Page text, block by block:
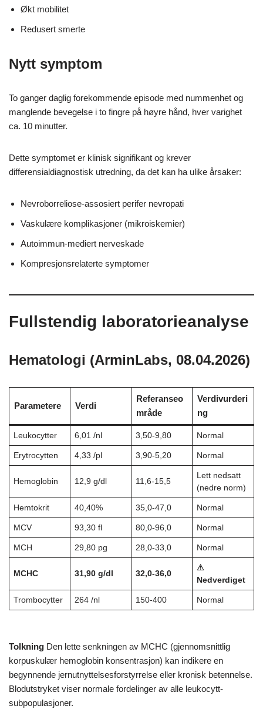
Økt mobilitet
Redusert smerte
Nytt symptom
To ganger daglig forekommende episode med nummenhet og
manglende bevegelse i to fingre på høyre hånd, hver varighet
ca. 10 minutter.
Dette symptomet er klinisk signifikant og krever
differensialdiagnostisk utredning, da det kan ha ulike årsaker:
Nevroborreliose-assosiert perifer nevropati
Vaskulære komplikasjoner (mikroiskemier)
Autoimmun-mediert nerveskade
Kompresjonsrelaterte symptomer
Fullstendig laboratorieanalyse
Hematologi (ArminLabs, 08.04.2026)
Parametere Verdi
Referanseo
mråde
Verdivurderi
ng
Leukocytter 6,01 /nl 3,50-9,80 Normal
Erytrocytten 4,33 /pl 3,90-5,20 Normal
Hemoglobin 12,9 g/dl 11,6-15,5
Lett nedsatt
(nedre norm)
Hemtokrit 40,40% 35,0-47,0 Normal
MCV 93,30 fl 80,0-96,0 Normal
MCH 29,80 pg 28,0-33,0 Normal
MCHC 31,90 g/dl 32,0-36,0
⚠
Nedverdiget
Trombocytter 264 /nl 150-400 Normal
Tolkning Den lette senkningen av MCHC (gjennomsnittlig
korpuskulær hemoglobin konsentrasjon) kan indikere en
begynnende jernutnyttelsesforstyrrelse eller kronisk betennelse.
Blodutstryket viser normale fordelinger av alle leukocytt-
subpopulasjoner.